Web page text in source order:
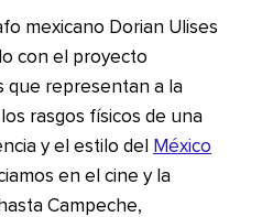
mexicano Dorian Ulises
con el proyecto
que representan a la
rasgos físicos de una
y el estilo del
México
en el cine y la
Campeche,